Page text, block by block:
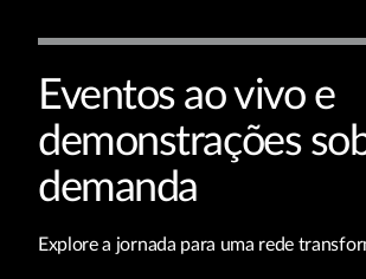
Eventos ao vivo e
demonstrações
demanda
Explore a jornada para uma rede